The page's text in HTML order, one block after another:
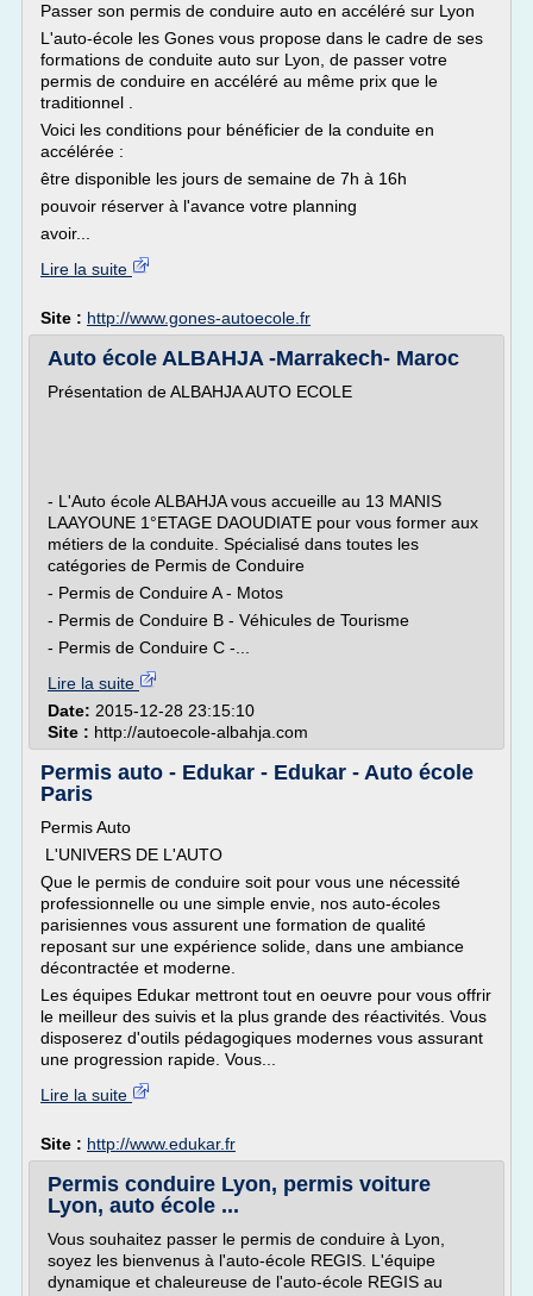
Passer son permis de conduire auto en accéléré sur Lyon
L'auto-école les Gones vous propose dans le cadre de ses
formations de conduite auto sur Lyon, de passer votre
permis de conduire en accéléré au même prix que le
traditionnel .
Voici les conditions pour bénéficier de la conduite en
accélérée :
être disponible les jours de semaine de 7h à 16h
pouvoir réserver à l'avance votre planning
avoir...
Lire la suite
Site : http://www.gones-autoecole.fr
Auto école ALBAHJA -Marrakech- Maroc
Présentation de ALBAHJA AUTO ECOLE
- L'Auto école ALBAHJA vous accueille au 13 MANIS
LAAYOUNE 1°ETAGE DAOUDIATE pour vous former aux
métiers de la conduite. Spécialisé dans toutes les
catégories de Permis de Conduire
- Permis de Conduire A - Motos
- Permis de Conduire B - Véhicules de Tourisme
- Permis de Conduire C -...
Lire la suite
Date: 2015-12-28 23:15:10
Site : http://autoecole-albahja.com
Permis auto - Edukar - Edukar - Auto école
Paris
Permis Auto
L'UNIVERS DE L'AUTO
Que le permis de conduire soit pour vous une nécessité
professionnelle ou une simple envie, nos auto-écoles
parisiennes vous assurent une formation de qualité
reposant sur une expérience solide, dans une ambiance
décontractée et moderne.
Les équipes Edukar mettront tout en oeuvre pour vous offrir
le meilleur des suivis et la plus grande des réactivités. Vous
disposerez d'outils pédagogiques modernes vous assurant
une progression rapide. Vous...
Lire la suite
Site : http://www.edukar.fr
Permis conduire Lyon, permis voiture
Lyon, auto école ...
Vous souhaitez passer le permis de conduire à Lyon,
soyez les bienvenus à l'auto-école REGIS. L'équipe
dynamique et chaleureuse de l'auto-école REGIS au